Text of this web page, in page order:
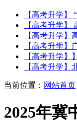
【高考升学】
【高考升学】
【高考升学】
【高考升学】
【高考升学】
【高考升学】
当前位置： 网站首页
2025年冀